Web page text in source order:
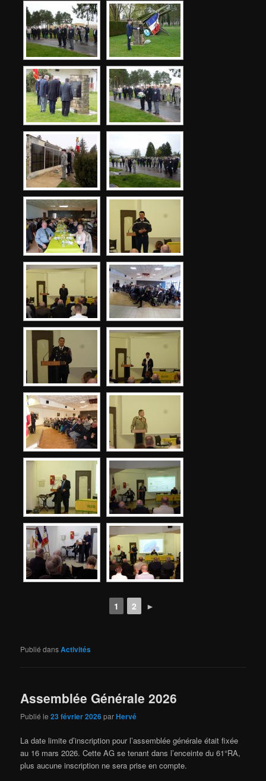
1 2 ►
Publié dansActivités
Assemblée Générale 2026
Publié le23 février 2026parHervé
La date limite d’inscription pour l’assemblée générale était fixée
au 16 mars 2026. Cette AG se tenant dans l’enceinte du 61°RA,
plus aucune inscription ne sera prise en compte.